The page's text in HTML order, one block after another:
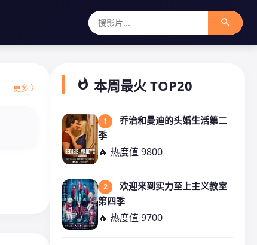
search
更多 〉 whatshot 本周最火 TOP20
1
乔治和曼迪的头婚生活第二
季
🔥 热度值 9800
2
欢迎来到实力至上主义教室
第四季
🔥 热度值 9700